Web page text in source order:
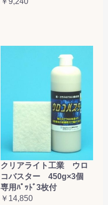
クリアライト工業 ウロ
コバスター 450g×3個
専用ﾊﾟｯﾄﾞ3枚付
￥14,850